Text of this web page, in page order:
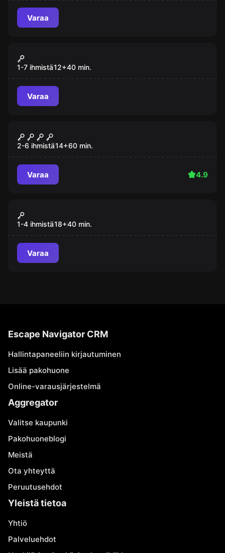
Varaa
Suosittu
Valokuva-tila
1-7 ihmistä12+40 min.
Varaa
Suosittu
Jättiläinen
2-6 ihmistä14+60 min.
Varaa 4.9
Suosittu
Rage Space
1-4 ihmistä18+40 min.
Varaa
Escape Navigator CRM
Hallintapaneeliin kirjautuminen
Lisää pakohuone
Online-varausjärjestelmä
Aggregator
Valitse kaupunki
Pakohuoneblogi
Meistä
Ota yhteyttä
Peruutusehdot
Yleistä tietoa
Yhtiö
Palveluehdot